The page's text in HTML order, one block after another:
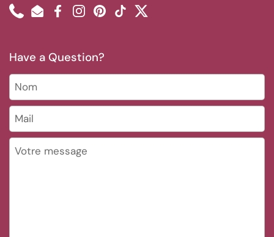
PhoneEmailFacebookInstagramPinterest
TikTokTwitter
Have a Question?
Nom
Mail *
Votre message